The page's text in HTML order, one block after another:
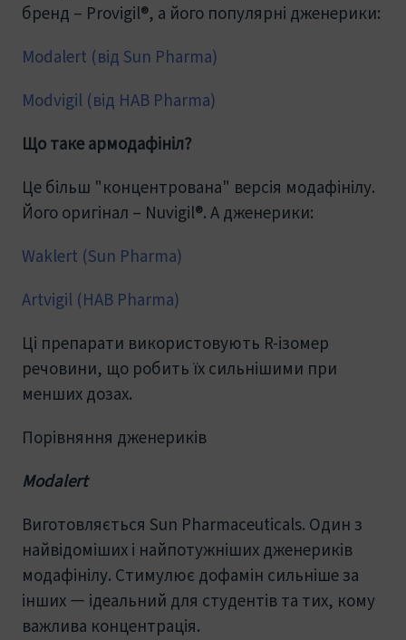
бренд – Provigil®, а його популярні дженерики:
Modalert (від Sun Pharma)
Modvigil (від HAB Pharma)
Що таке армодафініл?
Це більш "концентрована" версія модафінілу.
Його оригінал – Nuvigil®. А дженерики:
Waklert (Sun Pharma)
Artvigil (HAB Pharma)
Ці препарати використовують R-ізомер
речовини, що робить їх сильнішими при
менших дозах.
Порівняння дженериків
Modalert
Виготовляється Sun Pharmaceuticals. Один з
найвідоміших і найпотужніших дженериків
модафінілу. Стимулює дофамін сильніше за
інших — ідеальний для студентів та тих, кому
важлива концентрація.